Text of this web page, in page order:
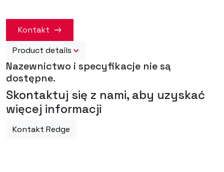
Kontakt
Product details
Nazewnictwo i specyfikacje nie są
dostępne.
Skontaktuj się z nami, aby uzyskać
więcej informacji
Kontakt Redge